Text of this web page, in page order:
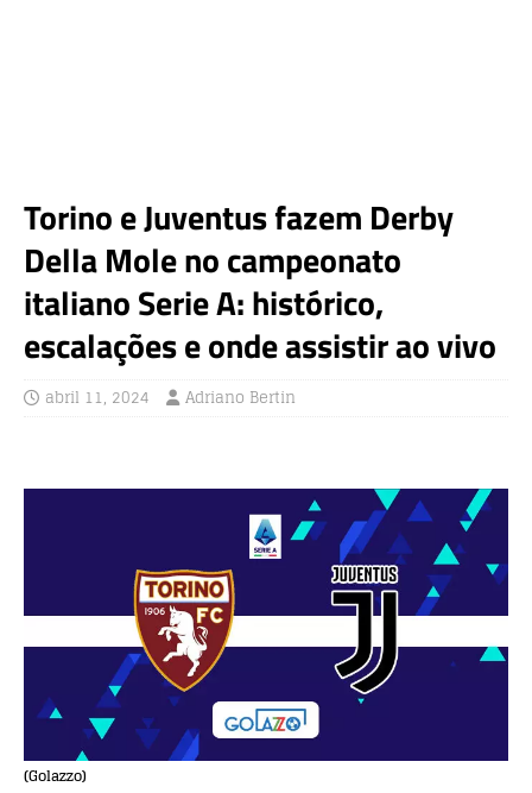
Torino e Juventus fazem Derby
Della Mole no campeonato
italiano Serie A: histórico,
escalações e onde assistir ao vivo
abril 11, 2024 Adriano Bertin
(Golazzo)